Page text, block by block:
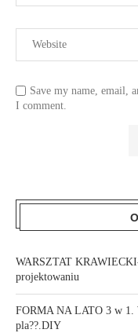
Save my name, email,
I comment.
WARSZTAT
projektowaniu
FORMA NA LATO 3 w
pla??.DIY